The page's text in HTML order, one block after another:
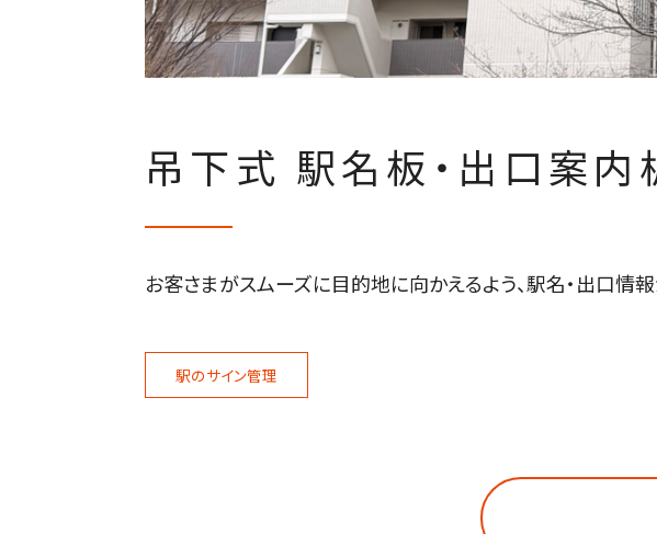
吊下式 駅名板・出口案内
お客さまがスムーズに目的地に向かえるよう、駅名・出口情
駅のサイン管理